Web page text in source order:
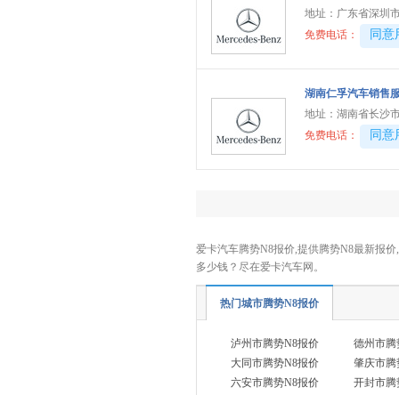
地址： 广东省深圳
免费电话：
同
湖南仁孚汽车销售
地址： 湖南省长沙
免费电话：
同
爱卡汽车腾势N8报价,提供腾势N8最新报
多少钱？尽在爱卡汽车网。
热门城市腾势N8报价
泸州市腾势N8报价
德州市腾
大同市腾势N8报价
肇庆市腾
六安市腾势N8报价
开封市腾